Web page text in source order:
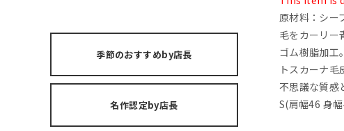
季節のおすすめby店長
名作認定by店長
原材料：シー
毛をカーリー
ゴム樹脂加工
トスカーナ毛
不思議な質感
S(肩幅46 身